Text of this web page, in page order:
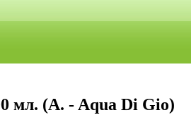
мл. (A. - Aqua Di Gio)